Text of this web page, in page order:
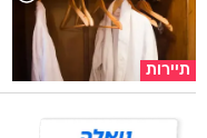
תיירות